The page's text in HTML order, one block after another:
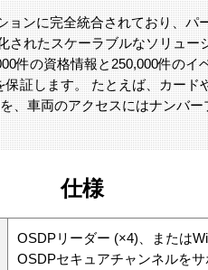
ョンに完全統合されており、
れたスケーラブルなソリュー
件の資格情報と250,000件の
証します。 たとえば、カー
、車両のアクセスにはナンバ
仕様
OSDPリーダー (×4)、または
OSDPセキュアチャンネルをサ